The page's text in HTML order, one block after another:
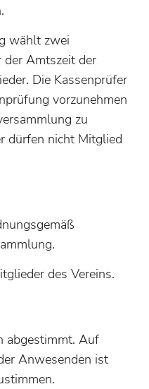
wählt zwei
der Amtszeit der
Die Kassenprüfer
vorzunehmen
zu
dürfen nicht Mitglied
des Vereins.
abgestimmt. Auf
Anwesenden ist